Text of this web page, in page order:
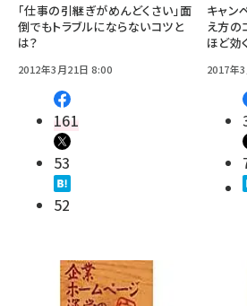
「仕事の引継ぎがめんどくさい」面
倒でもトラブルにならないコツと
は？
2012年3月21日 8:00
161
53
52
キャン
え方の
ほど効
2017年